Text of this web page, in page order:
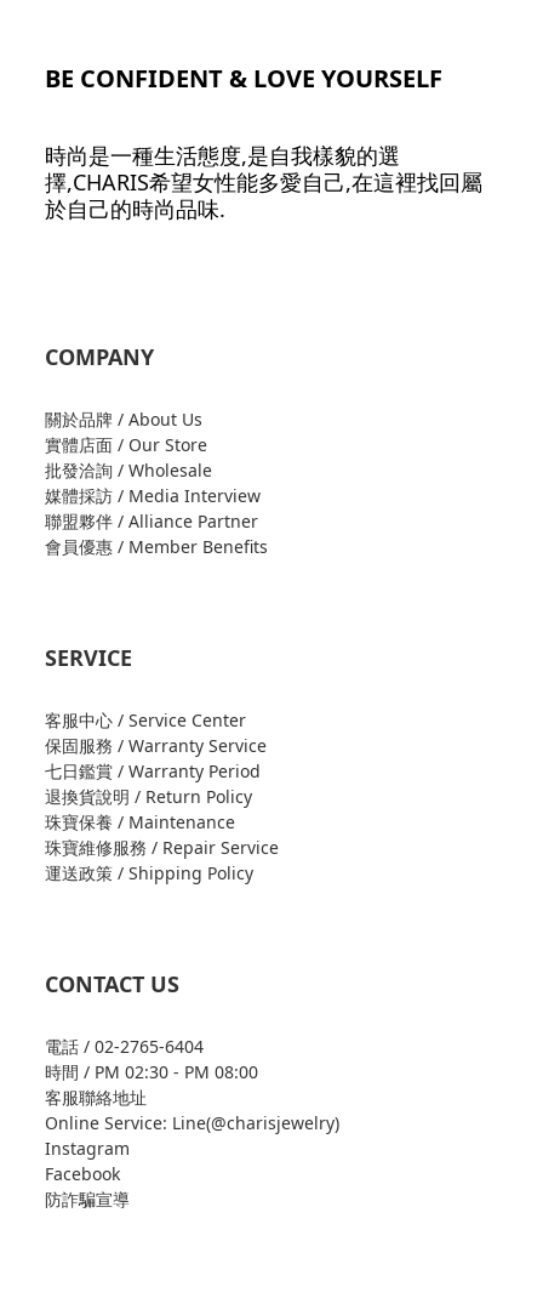
BE CONFIDENT & LOVE YOURSELF
時尚是一種生活態度,是自我樣貌的選
擇,CHARIS希望女性能多愛自己,在這裡找回屬
於自己的時尚品味.
COMPANY
關於品牌 / About Us
實體店面 / Our Store
批發洽詢 / Wholesale
媒體採訪 / Media Interview
聯盟夥伴 / Alliance Partner
會員優惠 / Member Benefits
SERVICE
客服中心 / Service Center
保固服務 / Warranty Service
七日鑑賞 / Warranty Period
退換貨說明 / Return Policy
珠寶保養 / Maintenance
珠寶維修服務 / Repair Service
運送政策 / Shipping Policy
CONTACT US
電話 / 02-2765-6404
時間 / PM 02:30 - PM 08:00
客服聯絡地址
Online Service: Line(@charisjewelry)
Instagram
Facebook
防詐騙宣導